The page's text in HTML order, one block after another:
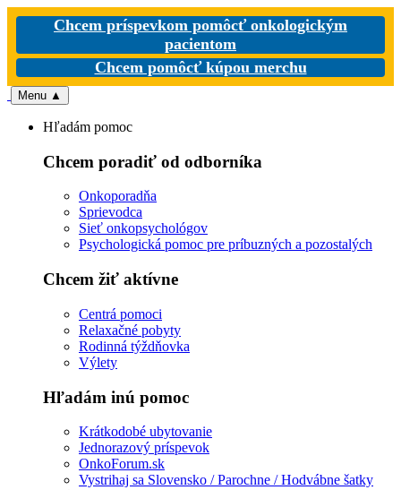
Chcem príspevkom pomôcť onkologickým
pacientom
Chcem pomôcť kúpou merchu
Menu ▲
Hľadám pomoc
Chcem poradiť od odborníka
Onkoporadňa
Sprievodca
Sieť onkopsychológov
Psychologická pomoc pre príbuzných a pozostalých
Chcem žiť aktívne
Centrá pomoci
Relaxačné pobyty
Rodinná týždňovka
Výlety
Hľadám inú pomoc
Krátkodobé ubytovanie
Jednorazový príspevok
OnkoForum.sk
Vystrihaj sa Slovensko / Parochne / Hodvábne šatky